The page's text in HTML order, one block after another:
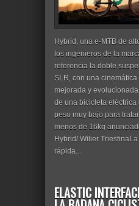
Hybrid, una e-MTB de
los ingenieros de la
referencia la doble
SLR, con una
mejorada y
de una bicicleta eléctrica
peso muy bajo para
menos de 16kg
Hybrid/ Wilier
rápida...
ELASTIC